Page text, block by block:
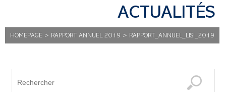
ACTUALITÉS
HOMEPAGE > RAPPORT ANNUEL 2019 > RAPPORT_ANNUEL_LISI_2019